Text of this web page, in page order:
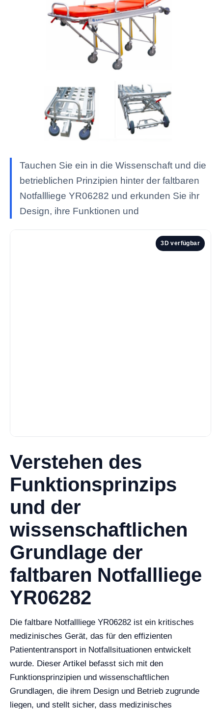
Tauchen Sie ein in die Wissenschaft und die
betrieblichen Prinzipien hinter der faltbaren
Notfallliege YR06282 und erkunden Sie ihr
Design, ihre Funktionen und
3D verfügbar
Verstehen des
Funktionsprinzips
und der
wissenschaftlichen
Grundlage der
faltbaren Notfallliege
YR06282
Die faltbare Notfallliege YR06282 ist ein kritisches
medizinisches Gerät, das für den effizienten
Patiententransport in Notfallsituationen entwickelt
wurde. Dieser Artikel befasst sich mit den
Funktionsprinzipien und wissenschaftlichen
Grundlagen, die ihrem Design und Betrieb zugrunde
liegen, und stellt sicher, dass medizinisches